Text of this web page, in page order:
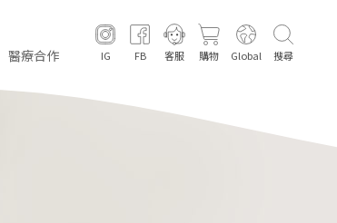
醫療合作 IG FB 客服 購物 Global 搜尋